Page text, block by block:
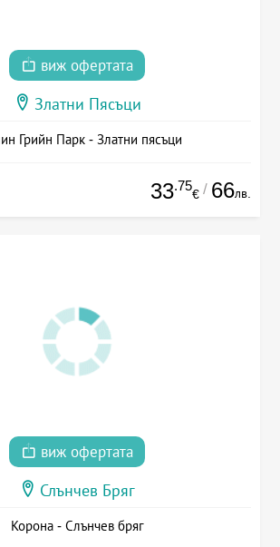
виж офертата
Златни Пясъци
Грийн Парк - Златни пясъци
33.75
€ / 66лв.
виж офертата
Слънчев Бряг
Корона - Слънчев бряг